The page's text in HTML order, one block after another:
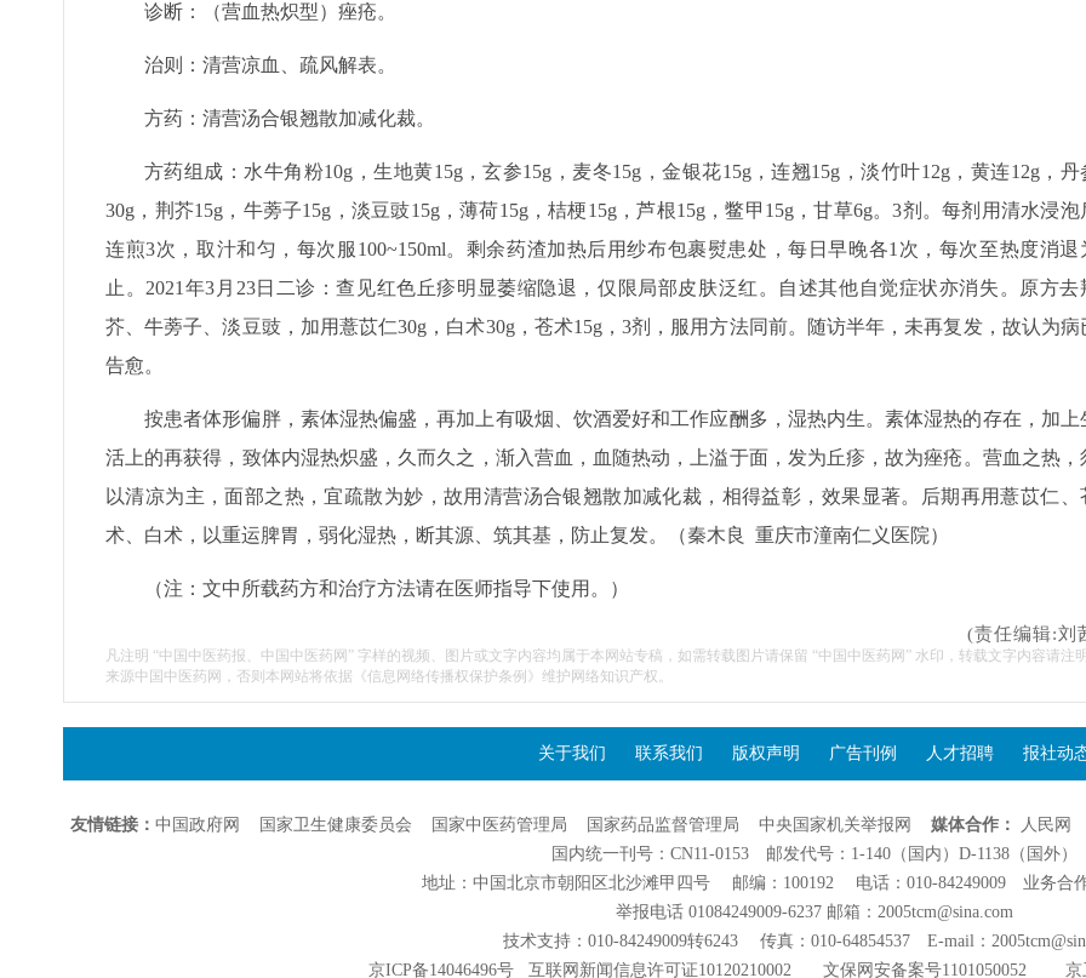
诊断：（营血热炽型）痤疮。
治则：清营凉血、疏风解表。
方药：清营汤合银翘散加减化裁。
方药组成：水牛角粉10g，生地黄15g，玄参15g，麦冬15g，金银花15g，连翘15g，淡竹叶12g，黄连12g，丹
30g，荆芥15g，牛蒡子15g，淡豆豉15g，薄荷15g，桔梗15g，芦根15g，鳖甲15g，甘草6g。3剂。每剂用清水浸泡
连煎3次，取汁和匀，每次服100~150ml。剩余药渣加热后用纱布包裹熨患处，每日早晚各1次，每次至热度消退
止。2021年3月23日二诊：查见红色丘疹明显萎缩隐退，仅限局部皮肤泛红。自述其他自觉症状亦消失。原方去
芥、牛蒡子、淡豆豉，加用薏苡仁30g，白术30g，苍术15g，3剂，服用方法同前。随访半年，未再复发，故认为病
告愈。
按患者体形偏胖，素体湿热偏盛，再加上有吸烟、饮酒爱好和工作应酬多，湿热内生。素体湿热的存在，加上
活上的再获得，致体内湿热炽盛，久而久之，渐入营血，血随热动，上溢于面，发为丘疹，故为痤疮。营血之热，
以清凉为主，面部之热，宜疏散为妙，故用清营汤合银翘散加减化裁，相得益彰，效果显著。后期再用薏苡仁、
术、白术，以重运脾胃，弱化湿热，断其源、筑其基，防止复发。（秦木良 重庆市潼南仁义医院）
（注：文中所载药方和治疗方法请在医师指导下使用。）
(责任编辑:刘
凡注明 “中国中医药报、中国中医药网” 字样的视频、图片或文字内容均属于本网站专稿，如需转载图片请保留 “中国中医药网” 水印，转载文字内容请注明
来源中国中医药网，否则本网站将依据《信息网络传播权保护条例》维护网络知识产权。
关于我们 联系我们 版权声明 广告刊例 人才招聘 报社动
友情链接： 中国政府网 国家卫生健康委员会 国家中医药管理局 国家药品监督管理局 中央国家机关举报网 媒体合作： 人民网
国内统一刊号：CN11-0153 邮发代号：1-140（国内）D-1138（国外）
地址：中国北京市朝阳区北沙滩甲四号 邮编：100192 电话：010-84249009 业务合作
举报电话 01084249009-6237 邮箱：2005tcm@sina.com
技术支持：010-84249009转6243 传真：010-64854537 E-mail：
京ICP备14046496号
互联网新闻信息许可证10120210002文保网安备案号1101050052 京